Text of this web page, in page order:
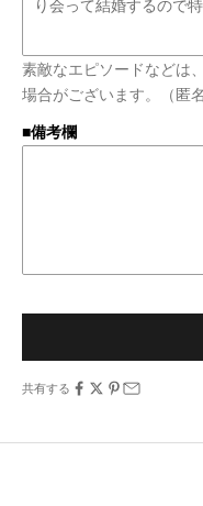
素敵なエピソードなどは
場合がございます。（匿
■備考欄
共有する